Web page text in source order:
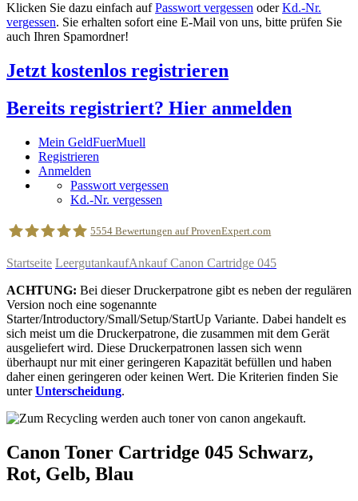
Klicken Sie dazu einfach aufPasswort vergessen oderKd.-Nr.
vergessen. Sie erhalten sofort eine E-Mail von uns, bitte prüfen Sie
auch Ihren Spamordner!
Jetzt kostenlos registrieren
Bereits registriert? Hier anmelden
Mein GeldFuerMuell
Registrieren
Anmelden
Passwort vergessen
Kd.-Nr. vergessen
5554 Bewertungen auf ProvenExpert.com
Startseite LeergutankaufAnkauf Canon Cartridge 045
ACHTUNG: Bei dieser Druckerpatrone gibt es neben der regulären
Version noch eine sogenannte
Starter/Introductory/Small/Setup/StartUp Variante. Dabei handelt es
sich meist um die Druckerpatrone, die zusammen mit dem Gerät
ausgeliefert wird. Diese Druckerpatronen lassen sich wenn
überhaupt nur mit einer geringeren Kapazität befüllen und haben
daher einen geringeren oder keinen Wert. Die Kriterien finden Sie
unterUnterscheidung.
Canon Toner Cartridge 045 Schwarz,
Rot, Gelb, Blau